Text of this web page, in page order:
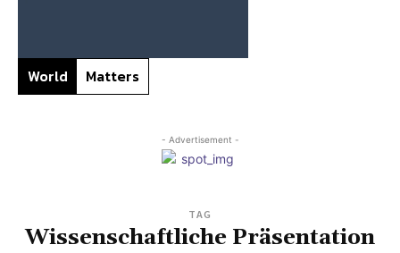
World Matters
- Advertisement -
TAG
Wissenschaftliche Präsentation